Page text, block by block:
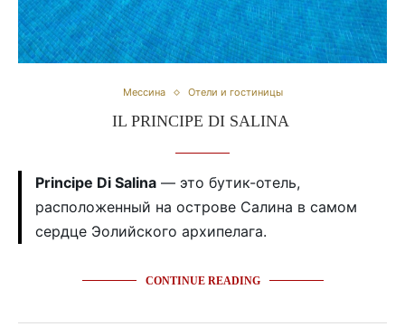
Мессина Отели и гостиницы
IL PRINCIPE DI SALINA
Principe Di Salina — это бутик-отель,
расположенный на острове Салина в самом
сердце Эолийского архипелага.
CONTINUE READING